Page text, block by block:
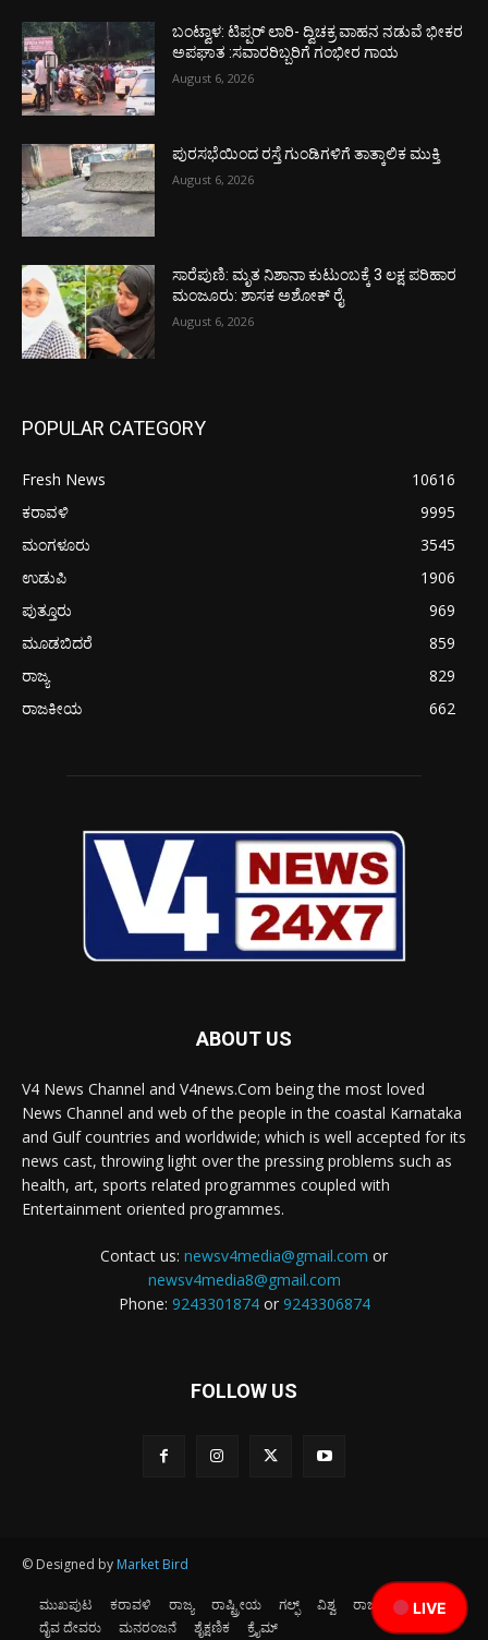
LIVE
ಬಂಟ್ವಾಳ: ಟಿಪ್ಪರ್ ಲಾರಿ- ದ್ವಿಚಕ್ರ ವಾಹನ ನಡುವೆ ಭೀಕರ
ಅಪಘಾತ :ಸವಾರರಿಬ್ಬರಿಗೆ ಗಂಭೀರ ಗಾಯ
August 6, 2026
ಪುರಸಭೆಯಿಂದ ರಸ್ತೆ ಗುಂಡಿಗಳಿಗೆ ತಾತ್ಕಾಲಿಕ ಮುಕ್ತಿ
August 6, 2026
ಸಾರೆಪುಣಿ: ಮೃತ ನಿಶಾನಾ ಕುಟುಂಬಕ್ಕೆ 3 ಲಕ್ಷ ಪರಿಹಾರ
ಮಂಜೂರು: ಶಾಸಕ ಅಶೋಕ್ ರೈ
August 6, 2026
POPULAR CATEGORY
Fresh News
10616
ಕರಾವಳಿ
9995
ಮಂಗಳೂರು
3545
ಉಡುಪಿ
1906
ಪುತ್ತೂರು
969
ಮೂಡಬಿದರೆ
859
ರಾಜ್ಯ
829
ರಾಜಕೀಯ
662
ABOUT US
V4 News Channel and V4news.Com being the most loved
News Channel and web of the people in the coastal Karnataka
and Gulf countries and worldwide; which is well accepted for its
news cast, throwing light over the pressing problems such as
health, art, sports related programmes coupled with
Entertainment oriented programmes.
Contact us: newsv4media@gmail.com or
newsv4media8@gmail.com
Phone: 9243301874or 9243306874
FOLLOW US
© Designed by Market Bird
ಮುಖಪುಟ ಕರಾವಳಿ ರಾಜ್ಯ ರಾಷ್ಟ್ರೀಯ ಗಲ್ಫ್ ವಿಶ್ವ ರಾಜಕೀಯ
ಕ್ರೀಡೆ
ದೈವ ದೇವರು
ಮನರಂಜನೆ ಶೈಕ್ಷಣಿಕ ಕ್ರೈಮ್